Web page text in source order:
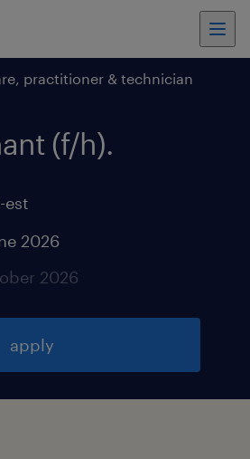
practitioner & technician
(f/h).
est
2026
2026
apply